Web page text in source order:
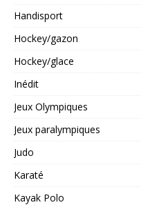
Handisport
Hockey/gazon
Hockey/glace
Inédit
Jeux Olympiques
Jeux paralympiques
Judo
Karaté
Kayak Polo